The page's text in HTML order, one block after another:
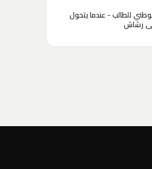
للطالب - عندما يتحول
رشاش